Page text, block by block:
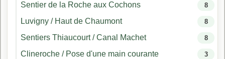
Sentier de la Roche aux Cochons 8
Luvigny / Haut de Chaumont 8
Sentiers Thiaucourt / Canal Machet 8
Clineroche / Pose d'une main courante 3